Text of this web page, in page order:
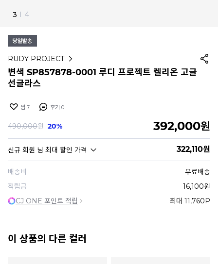
4 I 4
RUDY PROJECT
변색 SP857878-0001 루디 프로젝트 켈리온 고글
선글라스
찜 7 후기 0
490,000원 20% 392,000원
신규 회원 님 최대 할인 가격 322,110원
배송비
무료배송
적립금
16,100원
CJ ONE 포인트 적립
최대 11,760P
이 상품의 다른 컬러